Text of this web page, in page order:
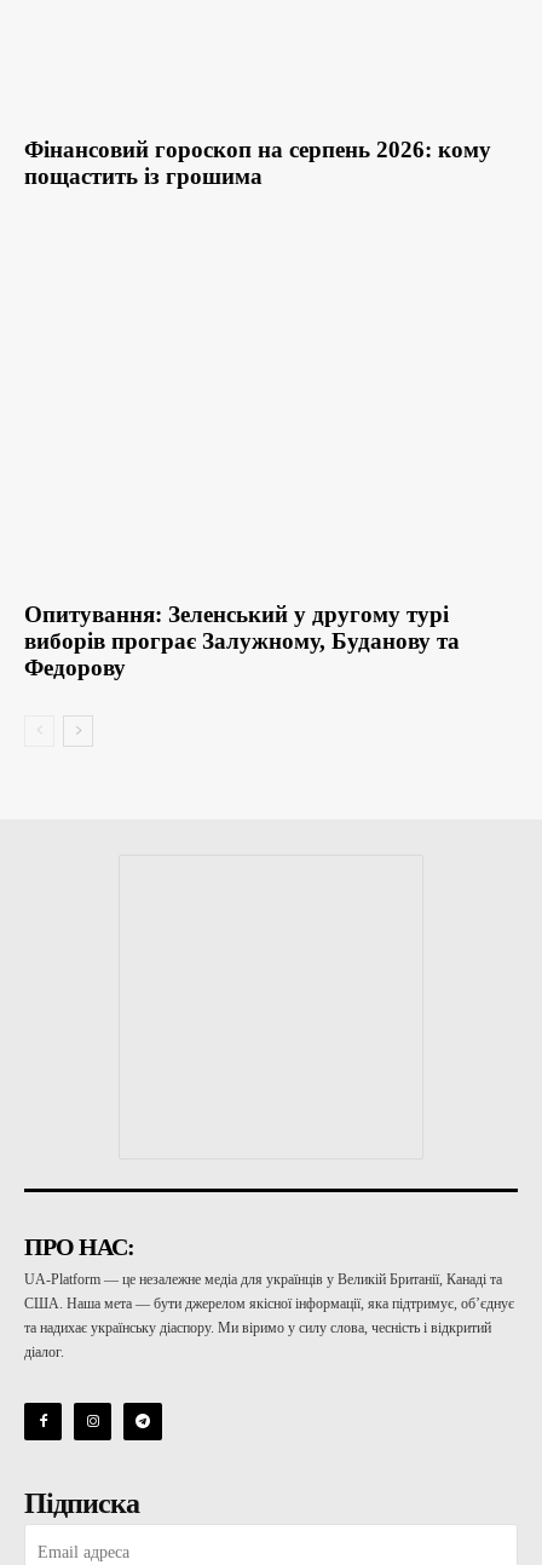
Фінансовий гороскоп на серпень 2026: кому
пощастить із грошима
Опитування: Зеленський у другому турі
виборів програє Залужному, Буданову та
Федорову
ПРО НАС:
UA-Platform — це незалежне медіа для українців у Великій Британії, Канаді та
США. Наша мета — бути джерелом якісної інформації, яка підтримує, об’єднує
та надихає українську діаспору. Ми віримо у силу слова, чесність і відкритий
діалог.
Підписка